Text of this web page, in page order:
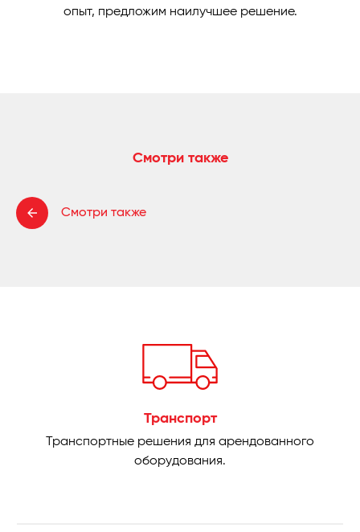
опыт, предложим наилучшее решение.
Смотри также
Смотри также
Транспорт
Транспортные решения для арендованного
оборудования.